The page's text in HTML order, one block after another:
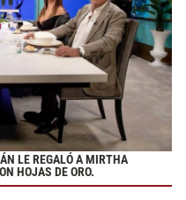
LE REGALÓ A MIRTHA
HOJAS DE ORO.